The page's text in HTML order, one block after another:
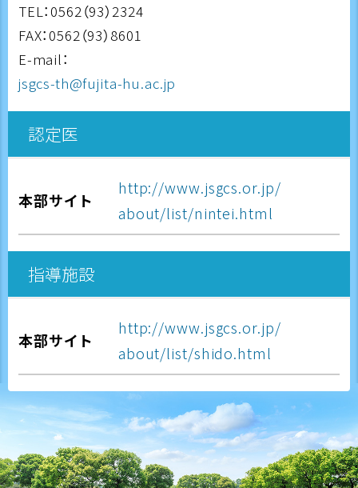
TEL：0562（93）2324
FAX：0562（93）8601
E-mail：
jsgcs-th@fujita-hu.ac.jp
認定医
本部サイト
http://www.jsgcs.or.jp/
about/list/nintei.html
指導施設
本部サイト
http://www.jsgcs.or.jp/
about/list/shido.html